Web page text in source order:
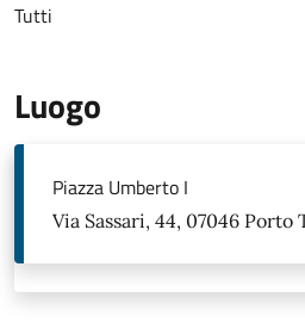
Tutti
Luogo
Piazza Umberto I
Via Sassari, 44, 07046 Porto